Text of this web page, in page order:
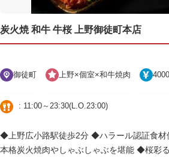
炭火焼 和牛 牛桜 上野御徒町本店
御徒町 上野×個室×和牛焼肉
: 11:00～23:30(L.O.23:00)
◆上野広小路駅徒歩2分 ◆ハラール認証食材
本格炭火焼肉やしゃぶしゃぶを堪能 ◆桜彩